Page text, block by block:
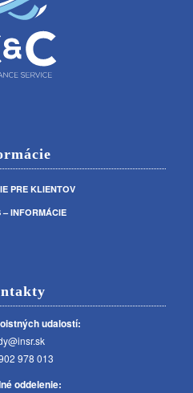
PRE KLIENTOV
– INFORMÁCIE
udalostí:
978 013
oddelenie: